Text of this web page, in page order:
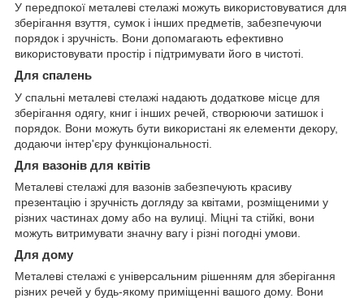
У передпокої металеві стелажі можуть використовуватися для
зберігання взуття, сумок і інших предметів, забезпечуючи
порядок і зручність. Вони допомагають ефективно
використовувати простір і підтримувати його в чистоті.
Для спалень
У спальні металеві стелажі надають додаткове місце для
зберігання одягу, книг і інших речей, створюючи затишок і
порядок. Вони можуть бути використані як елементи декору,
додаючи інтер'єру функціональності.
Для вазонів для квітів
Металеві стелажі для вазонів забезпечують красиву
презентацію і зручність догляду за квітами, розміщеними у
різних частинах дому або на вулиці. Міцні та стійкі, вони
можуть витримувати значну вагу і різні погодні умови.
Для дому
Металеві стелажі є універсальним рішенням для зберігання
різних речей у будь-якому приміщенні вашого дому. Вони